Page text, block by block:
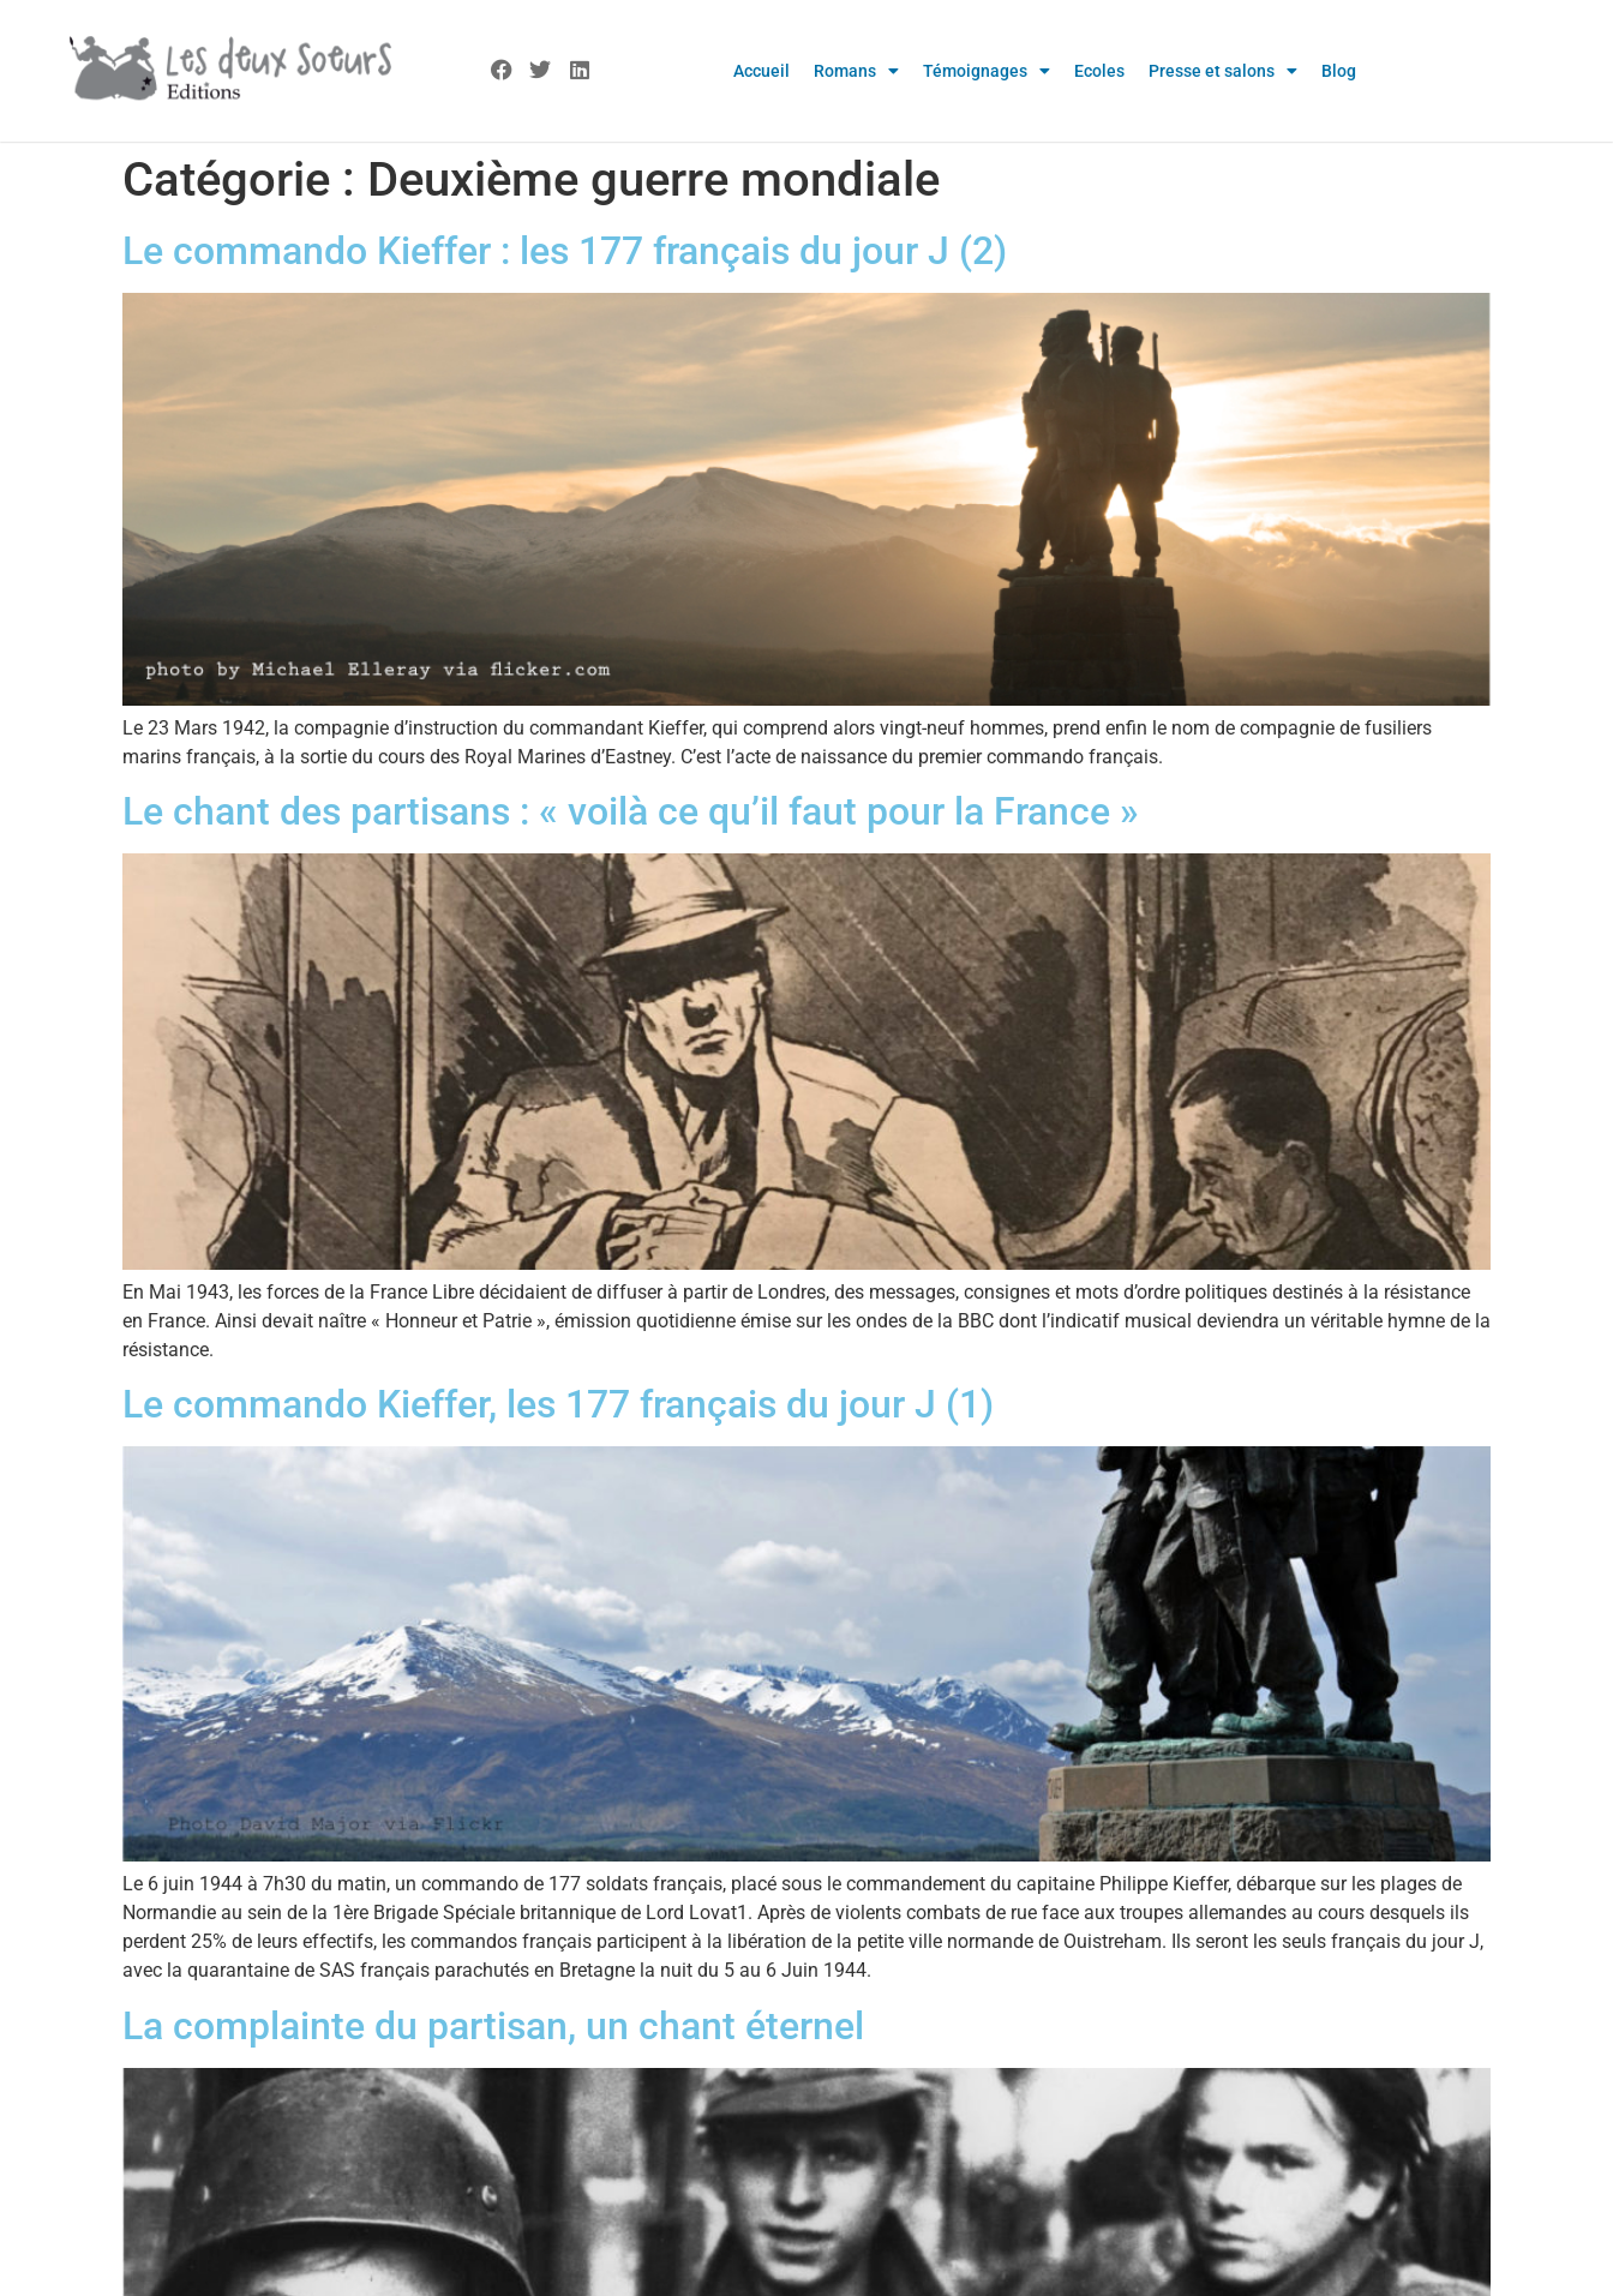
Accueil Romans Témoignages Ecoles Presse et salons Blog
Catégorie : Deuxième guerre mondiale
Le commando Kieffer : les 177 français du jour J (2)
Le 23 Mars 1942, la compagnie d’instruction du commandant Kieffer, qui comprend alors vingt-neuf hommes, prend enfin le nom de compagnie de fusiliers
marins français, à la sortie du cours des Royal Marines d’Eastney. C’est l’acte de naissance du premier commando français.
Le chant des partisans : « voilà ce qu’il faut pour la France »
En Mai 1943, les forces de la France Libre décidaient de diffuser à partir de Londres, des messages, consignes et mots d’ordre politiques destinés à la résistance
en France. Ainsi devait naître « Honneur et Patrie », émission quotidienne émise sur les ondes de la BBC dont l’indicatif musical deviendra un véritable hymne de la
résistance.
Le commando Kieffer, les 177 français du jour J (1)
Le 6 juin 1944 à 7h30 du matin, un commando de 177 soldats français, placé sous le commandement du capitaine Philippe Kieffer, débarque sur les plages de
Normandie au sein de la 1ère Brigade Spéciale britannique de Lord Lovat1. Après de violents combats de rue face aux troupes allemandes au cours desquels ils
perdent 25% de leurs effectifs, les commandos français participent à la libération de la petite ville normande de Ouistreham. Ils seront les seuls français du jour J,
avec la quarantaine de SAS français parachutés en Bretagne la nuit du 5 au 6 Juin 1944.
La complainte du partisan, un chant éternel